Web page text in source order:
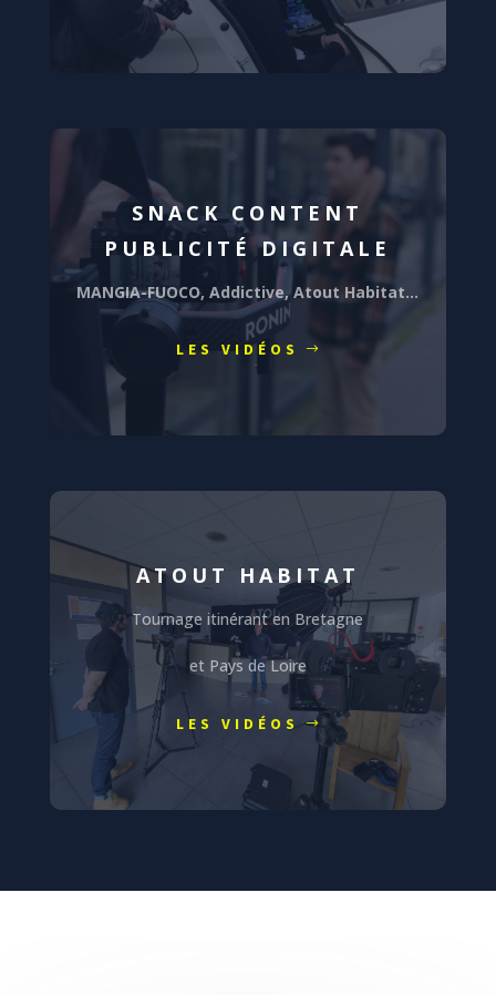
SNACK CONTENT
PUBLICITÉ DIGITALE
MANGIA-FUOCO, Addictive, Atout Habitat…
LES VIDÉOS
ATOUT HABITAT
Tournage itinérant en Bretagne
et Pays de Loire
LES VIDÉOS